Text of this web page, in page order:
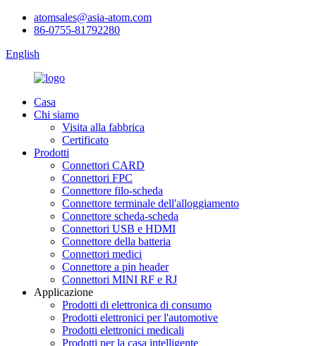
atomsales@asia-atom.com
86-0755-81792280
English
Casa
Chi siamo
Visita alla fabbrica
Certificato
Prodotti
Connettori CARD
Connettori FPC
Connettore filo-scheda
Connettore terminale dell'alloggiamento
Connettore scheda-scheda
Connettori USB e HDMI
Connettore della batteria
Connettori medici
Connettore a pin header
Connettori MINI RF e RJ
Applicazione
Prodotti di elettronica di consumo
Prodotti elettronici per l'automotive
Prodotti elettronici medicali
Prodotti per la casa intelligente